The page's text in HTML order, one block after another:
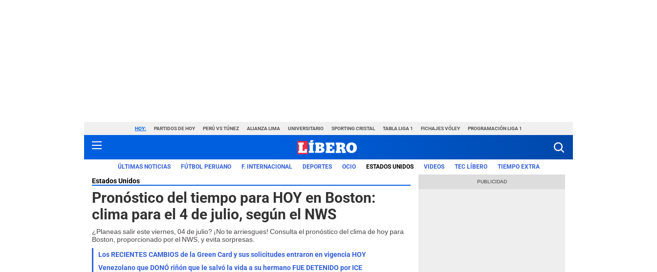
HOY: PARTIDOS DE HOY PERÚ VS TÚNEZ ALIANZA LIMA UNIVERSITARIO SPORTING CRISTAL TABLA LIGA 1 FICHAJES VÓLEY PROGRAMACIÓN LIGA 1
ÚLTIMAS NOTICIAS FÚTBOL PERUANO F. INTERNACIONAL DEPORTES OCIO ESTADOS UNIDOS VIDEOS TEC LÍBERO TIEMPO EXTRA
Estados Unidos
Pronóstico del tiempo para HOY en Boston:
clima para el 4 de julio, según el NWS
¿Planeas salir este viernes, 04 de julio? ¡No te arriesgues! Consulta el pronóstico del clima de hoy para
Boston, proporcionado por el NWS, y evita sorpresas.
Los RECIENTES CAMBIOS de la Green Card y sus solicitudes entraron en vigencia HOY
Venezolano que DONÓ riñón que le salvó la vida a su hermano FUE DETENIDO por ICE